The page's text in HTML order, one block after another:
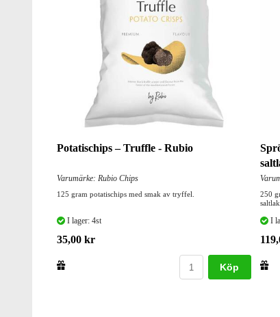
Potatischips – Truffle - Rubio
Varumärke: Rubio Chips
125 gram potatischips med smak av tryffel.
I lager: 4st
35,00 kr
Köp
250
I